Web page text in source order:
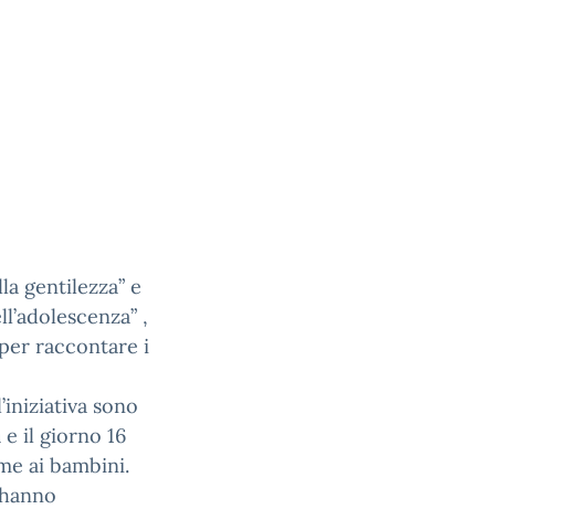
gentilezza” e
,
raccontare i
sono
il giorno 16
ai bambini.